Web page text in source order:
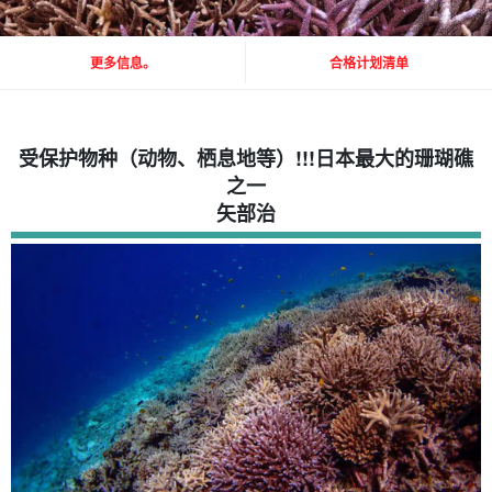
更多信息。 合格计划清单
受保护物种（动物、栖息地等） !!!日本最大的珊瑚礁
之一
矢部治